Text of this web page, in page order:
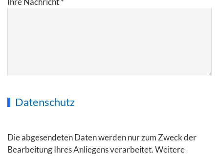
Datenschutz
Die abgesendeten Daten werden nur zum Zweck der
Bearbeitung Ihres Anliegens verarbeitet. Weitere